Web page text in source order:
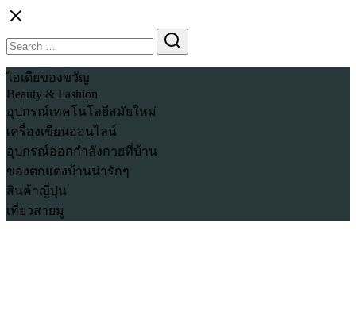
Skip
content
for:
ไอเดียของขวัญ
Beauty & Fashion
อุปกรณ์เทคโนโลยีสมัยใหม่
เครื่องเขียนออนไลน์
อุปกรณ์ออกกำลังกายที่บ้าน
ของตกแต่งบ้านน่ารักๆ
สินค้าญี่ปุ่น
เที่ยวสายมู